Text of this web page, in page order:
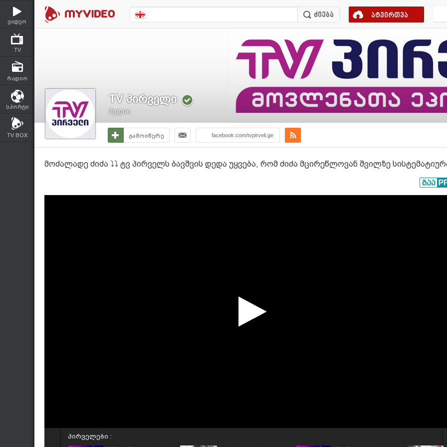
ვიდეო
TV
რადიო
სპორტი
TV BOX
ატვირთვა
TV პირველი
მედია
გამოიწერე facebook.com/tvpirveli.ge
მოძალადე ძიძა ⤵⤵ ტვ პირველს ბავშვის დედა უყვება, რომ ძიძა მცირეწლოვან შვილზე
პირველები :